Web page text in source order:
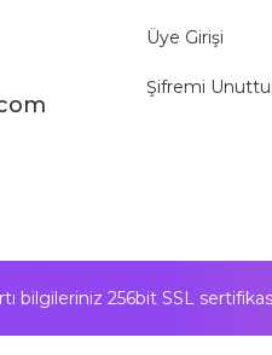
Üye Girişi
Şifremi
bilgileriniz 256bit SSL